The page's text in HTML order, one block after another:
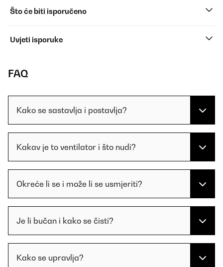
Što će biti isporučeno
Uvjeti isporuke
FAQ
Kako se sastavlja i postavlja?
Kakav je to ventilator i što nudi?
Okreće li se i može li se usmjeriti?
Je li bučan i kako se čisti?
Kako se upravlja?